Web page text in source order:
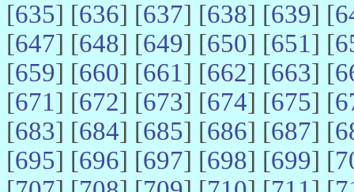
[635] [636] [637] [638] [639] [
[647] [648] [649] [650] [651] [
[659] [660] [661] [662] [663] [
[671] [672] [673] [674] [675] [
[683] [684] [685] [686] [687] [
[695] [696] [697] [698] [699] [